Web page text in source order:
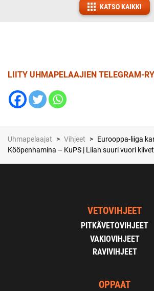
KATSO KAIKKI
LIITY UHMAPELAAJIEN TELEGRAM-
Uhmapelaajat > Vihjeet > Eurooppa-liiga
Kööpenhamina – KuPS | Liian suuri vuori
VETOVIHJEET
PITKÄVETOVIHJEET
VAKIOVIHJEET
RAVIVIHJEET
OPPAAT